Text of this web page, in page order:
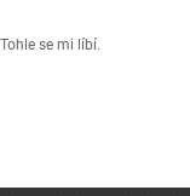
se mi líbí.